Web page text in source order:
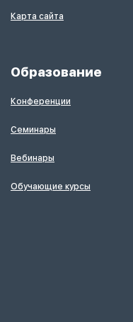
Карта сайта
Образование
Конференции
Семинары
Вебинары
Обучающие курсы